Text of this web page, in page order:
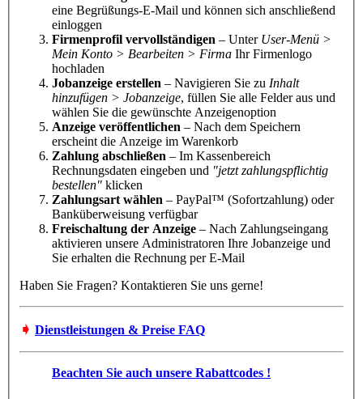
eine Begrüßungs-E-Mail und können sich anschließend
einloggen
Firmenprofil vervollständigen – Unter User-Menü >
Mein Konto > Bearbeiten > Firma Ihr Firmenlogo
hochladen
Jobanzeige erstellen – Navigieren Sie zu Inhalt
hinzufügen > Jobanzeige, füllen Sie alle Felder aus und
wählen Sie die gewünschte Anzeigenoption
Anzeige veröffentlichen – Nach dem Speichern
erscheint die Anzeige im Warenkorb
Zahlung abschließen – Im Kassenbereich
Rechnungsdaten eingeben und "jetzt zahlungspflichtig
bestellen" klicken
Zahlungsart wählen – PayPal™ (Sofortzahlung) oder
Banküberweisung verfügbar
Freischaltung der Anzeige – Nach Zahlungseingang
aktivieren unsere Administratoren Ihre Jobanzeige und
Sie erhalten die Rechnung per E-Mail
Haben Sie Fragen? Kontaktieren Sie uns gerne!
➧ Dienstleistungen & Preise FAQ
Beachten Sie auch unsere Rabattcodes !